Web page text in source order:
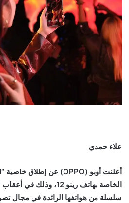
علاء حمدي
الخاصة بهاتف رينو 12،
سلسلة من هواتفها الرائدة في مجال